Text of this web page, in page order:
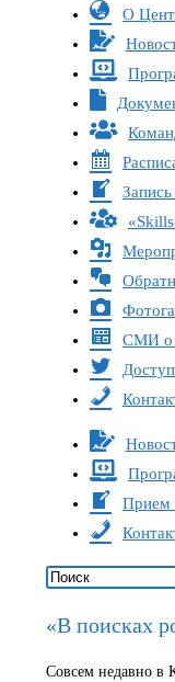
О
СМИ о
Прием
«В поисках
Совсем недавно в